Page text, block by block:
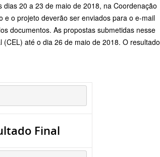
20 a 23 de maio de 2018, na Coordenação
e o projeto deverão ser enviados para o e-mail
documentos. As propostas submetidas nesse
até o dia 26 de maio de 2018. O resultado
Final